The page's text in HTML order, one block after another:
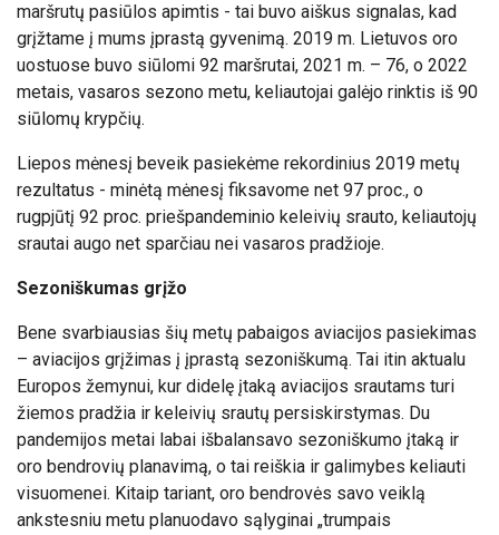
maršrutų pasiūlos apimtis - tai buvo aiškus signalas, kad
grįžtame į mums įprastą gyvenimą. 2019 m. Lietuvos oro
uostuose buvo siūlomi 92 maršrutai, 2021 m. – 76, o 2022
metais, vasaros sezono metu, keliautojai galėjo rinktis iš 90
siūlomų krypčių.
Liepos mėnesį beveik pasiekėme rekordinius 2019 metų
rezultatus - minėtą mėnesį fiksavome net 97 proc., o
rugpjūtį 92 proc. priešpandeminio keleivių srauto, keliautojų
srautai augo net sparčiau nei vasaros pradžioje.
Sezoniškumas grįžo
Bene svarbiausias šių metų pabaigos aviacijos pasiekimas
– aviacijos grįžimas į įprastą sezoniškumą. Tai itin aktualu
Europos žemynui, kur didelę įtaką aviacijos srautams turi
žiemos pradžia ir keleivių srautų persiskirstymas. Du
pandemijos metai labai išbalansavo sezoniškumo įtaką ir
oro bendrovių planavimą, o tai reiškia ir galimybes keliauti
visuomenei. Kitaip tariant, oro bendrovės savo veiklą
ankstesniu metu planuodavo sąlyginai „trumpais